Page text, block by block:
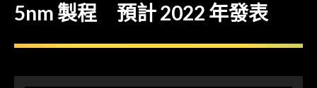
5nm 製程 預計 2022 年發表